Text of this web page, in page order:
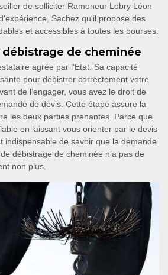
de solliciter Ramoneur Lobry Léon
Sachez qu'il propose des
et accessibles à toutes les bourses.
débistrage de cheminée
agrée par l’Etat. Sa capacité
pour débistrer correctement votre
de l’engager, vous avez le droit de
de devis. Cette étape assure la
les deux parties prenantes. Parce que
en laissant vous orienter par le devis
indispensable de savoir que la demande
débistrage de cheminée n’a pas de
non plus.